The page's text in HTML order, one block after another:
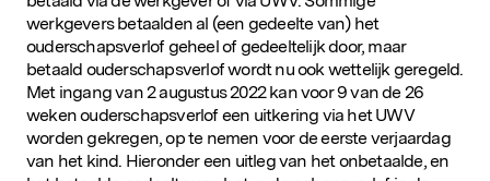
werkgevers betaalden al (een gedeelte van) het
ouderschapsverlof geheel of gedeeltelijk door, maar
betaald ouderschapsverlof wordt nu ook wettelijk geregeld.
Met ingang van 2 augustus 2022 kan voor 9 van de 26
weken ouderschapsverlof een uitkering via het UWV
worden gekregen, op te nemen voor de eerste verjaardag
van het kind. Hieronder een uitleg van het onbetaalde, en